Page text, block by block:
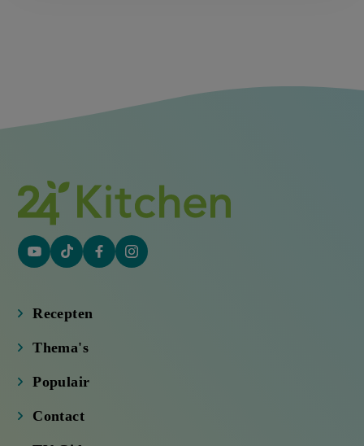
YouTube
(externe
Tiktok
(externe
Facebook
(externe
Instagram
(externe
Thema's
Populair
Contact
TV Gids